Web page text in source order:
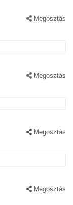
Megosztás
Megosztás
Megosztás
Megosztás